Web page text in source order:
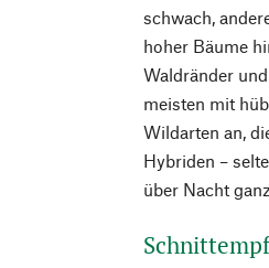
schwach,
hoher Bäume
Waldränder
meisten mit
Wildarten an,
Hybriden –
über Nacht